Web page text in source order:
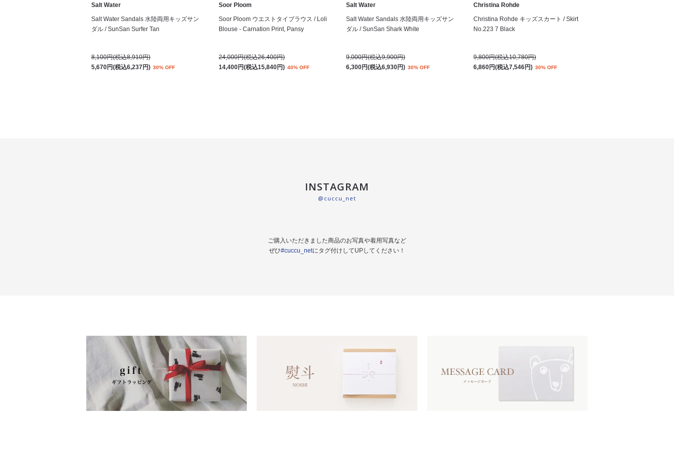
Salt Water
Salt Water Sandals 水陸両用キッズサン
ダル / SunSan Surfer Tan
8,100円(税込8,910円)
5,670円(税込6,237円) 30% OFF
Soor Ploom
Soor Ploom ウエストタイブラウス / Loli
Blouse - Carnation Print, Pansy
24,000円(税込26,400円)
14,400円(税込15,840円) 40% OFF
Salt Water
Salt Water Sandals 水陸両用キッズサン
ダル / SunSan Shark White
9,000円(税込9,900円)
6,300円(税込6,930円) 30% OFF
Christina Rohde
Christina Rohde キッズスカート / Skirt
No.223 7 Black
9,800円(税込10,780円)
6,860円(税込7,546円) 30% OFF
INSTAGRAM
@cuccu_net
ご購入いただきました商品のお写真や着用写真など
ぜひ#cuccu_netにタグ付けしてUPしてください！